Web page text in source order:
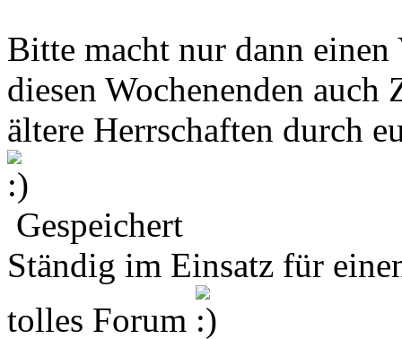
Bitte macht nur dann
diesen Wochenenden
ältere Herrschaften durch
Gespeichert
Ständig im Einsatz für
tolles Forum